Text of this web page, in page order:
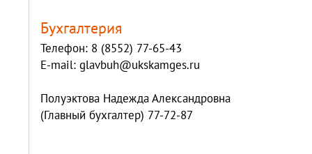
Бухгалтерия
Телефон: 8 (8552) 77-65-43
E-mail: glavbuh@ukskamges.ru
Полуэктова Надежда Александровна
(Главный бухгалтер) 77-72-87